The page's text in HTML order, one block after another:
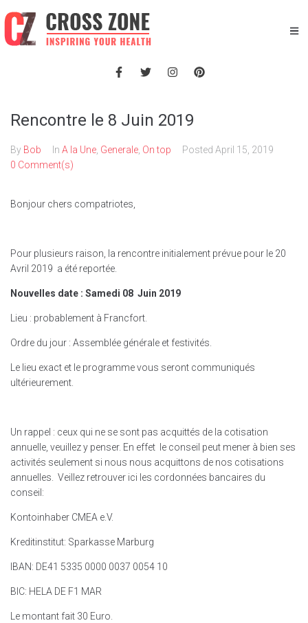
Rencontre le 8 Juin 2019
By Bob In A la Une Generale On top Posted April 15, 2019
0 Comment(s)
Bonjour chers compatriotes,
Pour plusieurs raison, la rencontre initialement prévue pour le 20
Avril 2019 a été reportée.
Nouvelles date : Samedi 08 Juin 2019
Lieu : probablement à Francfort.
Ordre du jour : Assemblée générale et festivités.
Le lieu exact et le programme vous seront communiqués
ultérieurement.
Un rappel : ceux qui ne se sont pas acquittés de la cotisation
annuelle, veuillez y penser. En effet le conseil peut mener à bien ses
activités seulement si nous nous acquittons de nos cotisations
annuelles. Veillez retrouver ici les cordonnées bancaires du
conseil:
Kontoinhaber CMEA e.V.
Kreditinstitut: Sparkasse Marburg
IBAN: DE41 5335 0000 0037 0054 10
BIC: HELA DE F1 MAR
Le montant fait 30 Euro.